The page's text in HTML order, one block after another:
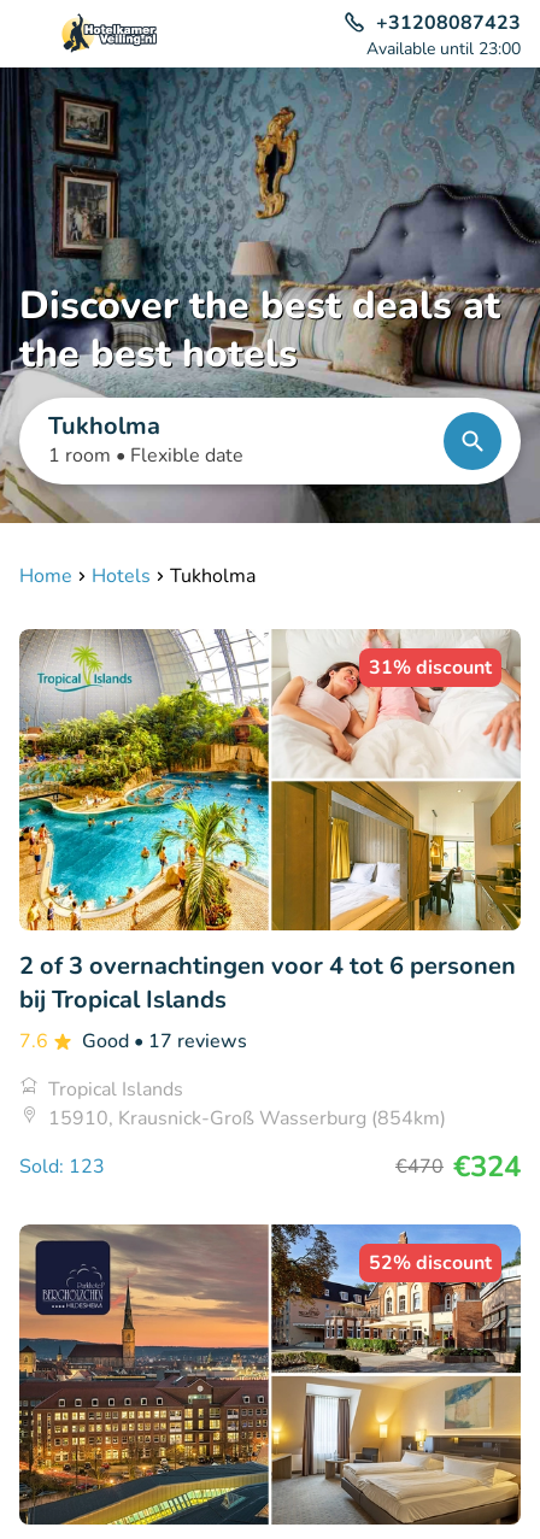
+31208087423
Available until 23:00
Discover the best deals at
the best hotels
Tukholma
1 room • Flexible date
Home Hotels Tukholma
31% discount
2 of 3 overnachtingen voor 4 tot 6 personen
bij Tropical Islands
7.6 Good • 17 reviews
Tropical Islands
15910, Krausnick-Groß Wasserburg (854km)
Sold: 123
€470 €324
52% discount